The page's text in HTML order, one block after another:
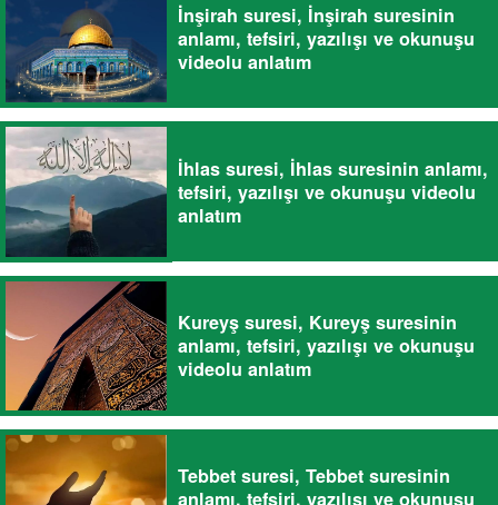
İnşirah suresi, İnşirah suresinin
anlamı, tefsiri, yazılışı ve okunuşu
videolu anlatım
İhlas suresi, İhlas suresinin anlamı,
tefsiri, yazılışı ve okunuşu videolu
anlatım
Kureyş suresi, Kureyş suresinin
anlamı, tefsiri, yazılışı ve okunuşu
videolu anlatım
Tebbet suresi, Tebbet suresinin
anlamı, tefsiri, yazılışı ve okunuşu